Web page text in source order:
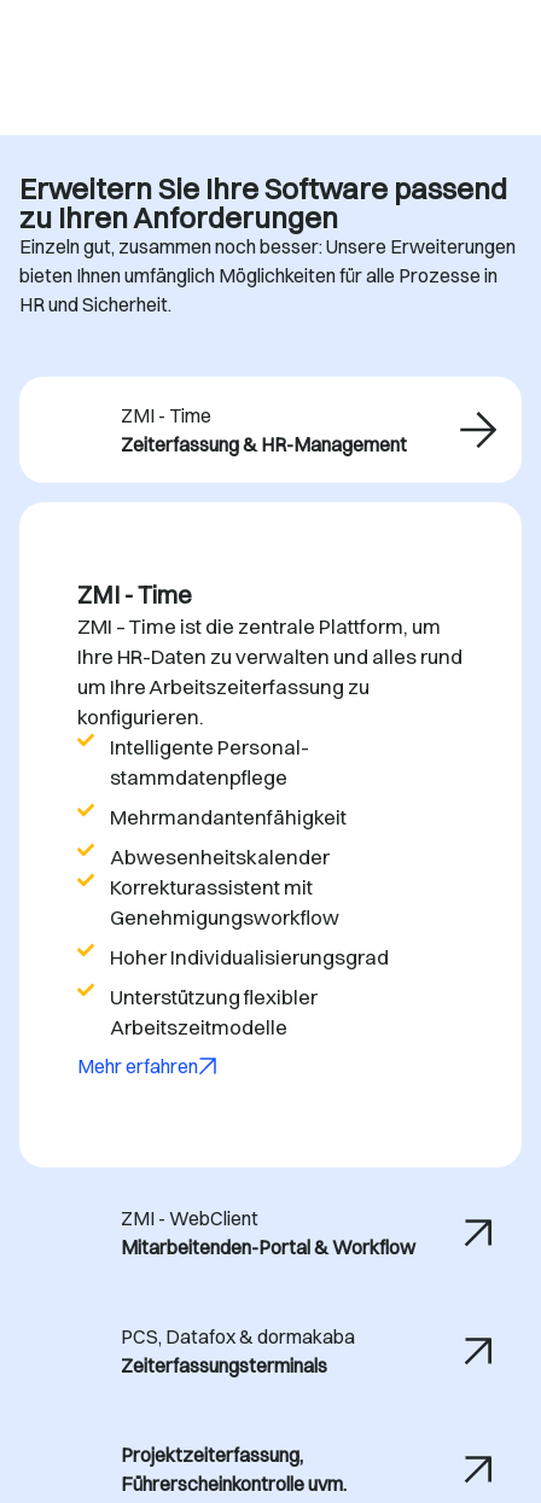
Erweitern Sie Ihre Software passend
zu Ihren Anforderungen
Einzeln gut, zusammen noch besser: Unsere Erweiterungen
bieten Ihnen umfänglich Möglichkeiten für alle Prozesse in
HR und Sicherheit.
ZMI - Time
Zeiterfassung & HR-Management
ZMI - WebClient
Mitarbeitenden-Portal & Workflow
PCS, Datafox & dormakaba
Zeiterfassungsterminals
Projektzeiterfassung,
Führerscheinkontrolle uvm.
ZMI - Time
ZMI – Time ist die zentrale Plattform, um
Ihre HR-Daten zu verwalten und alles rund
um Ihre Arbeitszeiterfassung zu
konfigurieren.
Intelligente Personal-
stammdatenpflege
Mehrmandantenfähigkeit
Abwesenheitskalender
Korrekturassistent mit
Genehmigungsworkflow
Hoher Individualisierungsgrad
Unterstützung flexibler
Arbeitszeitmodelle
Mehr erfahren